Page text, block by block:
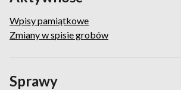
Wpisy pamiątkowe
Zmiany w spisie grobów
Sprawy